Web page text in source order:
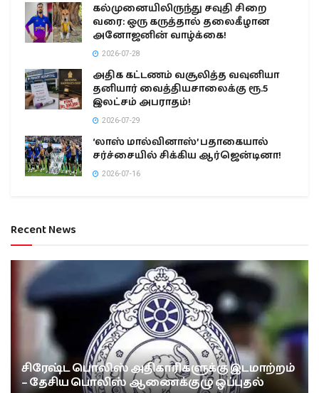
கல்முனையிலிருந்து சவுதி சிறை
வரை: ஒரு கருத்தால் தலைகீழான
அனோஜனின் வாழ்க்கை!
2026-07-28
அதிக கட்டணம் வசூலித்த வவுனியா
தனியார் வைத்தியசாலைக்கு ரூ.5
இலட்சம் அபராதம்!
2026-07-29
‘லாஸ் மால்வினாஸ்’ பதாகையால்
சர்ச்சையில் சிக்கிய ஆர்ஜென்டினா!
2026-07-16
Recent News
சிரேஷ்ட பொலிஸ் அதிகாரிகளுக்கு இடமாற்றம்
– தேசிய பொலிஸ் ஆணைக்குழு ஒப்புதல்